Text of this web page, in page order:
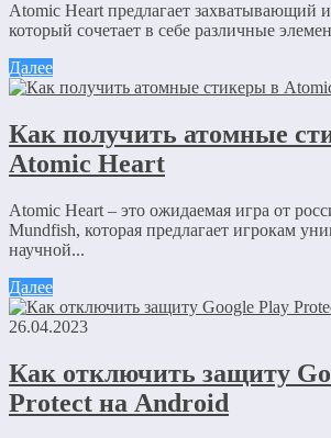
Atomic Heart предлагает захватывающий
который сочетает в себе различные
Далее
Как получить атомные
Atomic Heart
Atomic Heart – это ожидаемая игра от
Mundfish, которая предлагает игрокам
научной...
Далее
26.04.2023
Как отключить защиту
Protect на Android